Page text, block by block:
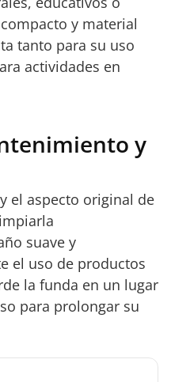
y material
tanto para su uso
actividades en
y
el aspecto original de
suave y
el uso de productos
la funda en un lugar
para prolongar su